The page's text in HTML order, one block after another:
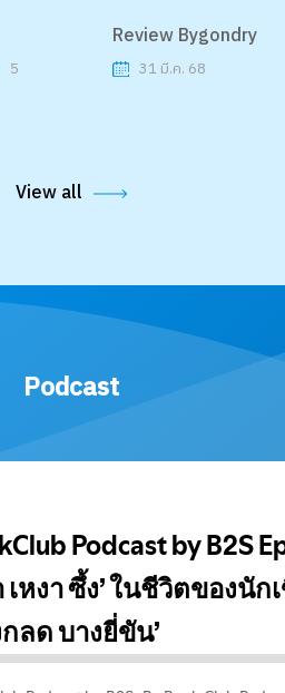
5
Review Bygondry
31 มี.ค. 68
View all
Podcast